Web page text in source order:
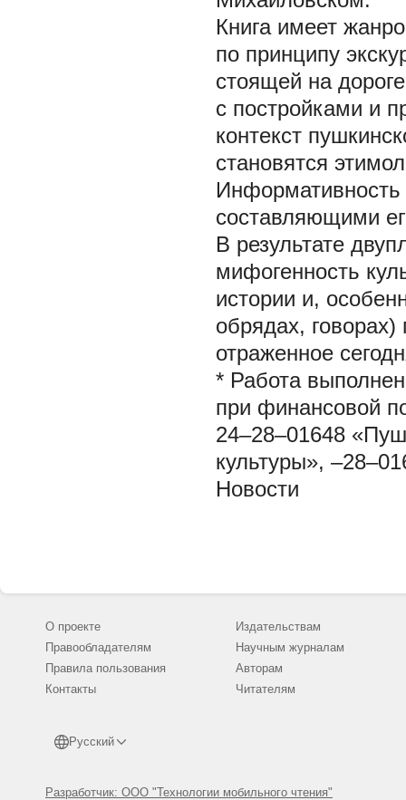
Книга имеет
по принципу
стоящей на
с постройками и
контекст
становятся
составляющими
В результате
мифогенность
истории и,
обрядах, говорах)
отраженное
* Работа
при финансовой
24–28–01648
культуры»,
Новости
О проекте
Правообладателям
Правила пользования
Контакты
Русский
Разработчик: ООО "Технологии мобильного чтения"
Издательствам
Научным журналам
Авторам
Читателям